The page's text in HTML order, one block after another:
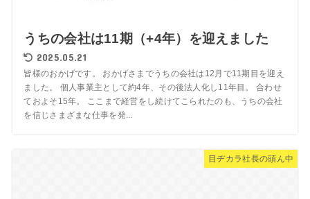
うちの会社は11期（+4年）を迎えました
2025.05.21
皆様のおかげです。 おかげさまでうちの会社は12月で11期目を迎え
ました。 個人事業主として約4年、その後法人化し11年目。 合わせ
ておよそ15年。 ここまで経営をし続けてこられたのも、うちの会社
を信じさまざまな仕事を発...
目ヂカラ社長の頭ん中